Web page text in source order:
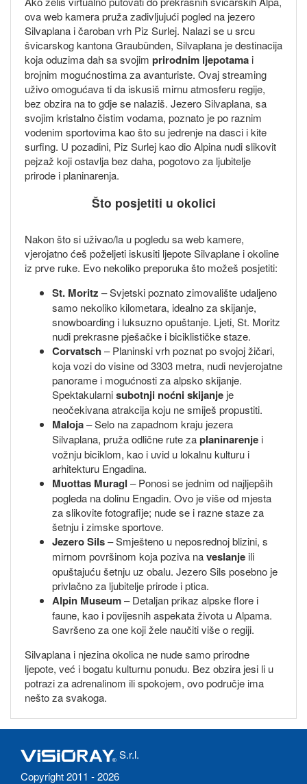
ova web kamera pruža zadivljujući pogled na jezero
Silvaplana i čaroban vrh Piz Surlej. Nalazi se u srcu
švicarskog kantona Graubünden, Silvaplana je destinacija
koja oduzima dah sa svojim prirodnim ljepotama i
brojnim mogućnostima za avanturiste. Ovaj streaming
uživo omogućava ti da iskusiš mirnu atmosferu regije,
bez obzira na to gdje se nalaziš. Jezero Silvaplana, sa
svojim kristalno čistim vodama, poznato je po raznim
vodenim sportovima kao što su jedrenje na dasci i kite
surfing. U pozadini, Piz Surlej kao dio Alpina nudi slikovit
pejzaž koji ostavlja bez daha, pogotovo za ljubitelje
prirode i planinarenja.
Što posjetiti u okolici
Nakon što si uživao/la u pogledu sa web kamere,
vjerojatno ćeš poželjeti iskusiti ljepote Silvaplane i okoline
iz prve ruke. Evo nekoliko preporuka što možeš posjetiti:
St. Moritz – Svjetski poznato zimovalište udaljeno
samo nekoliko kilometara, idealno za skijanje,
snowboarding i luksuzno opuštanje. Ljeti, St. Moritz
nudi prekrasne pješačke i biciklističke staze.
Corvatsch – Planinski vrh poznat po svojoj žičari,
koja vozi do visine od 3303 metra, nudi nevjerojatne
panorame i mogućnosti za alpsko skijanje.
Spektakularnisubotnji noćni skijanje je
neočekivana atrakcija koju ne smiješ propustiti.
Maloja– Selo na zapadnom kraju jezera
Silvaplana, pruža odlične rute zaplaninarenje i
vožnju biciklom, kao i uvid u lokalnu kulturu i
arhitekturu Engadina.
Muottas Muragl – Ponosi se jednim od najljepših
pogleda na dolinu Engadin. Ovo je više od mjesta
za slikovite fotografije; nude se i razne staze za
šetnju i zimske sportove.
Jezero Sils– Smješteno u neposrednoj blizini, s
mirnom površinom koja poziva naveslanje ili
opuštajuću šetnju uz obalu. Jezero Sils posebno je
privlačno za ljubitelje prirode i ptica.
Alpin Museum– Detaljan prikaz alpske flore i
faune, kao i povijesnih aspekata života u Alpama.
Savršeno za one koji žele naučiti više o regiji.
Silvaplana i njezina okolica ne nude samo prirodne
ljepote, već i bogatu kulturnu ponudu. Bez obzira jesi li u
potrazi za adrenalinom ili spokojem, ovo područje ima
nešto za svakoga.
S.r.l.
Copyright 2011 - 2026